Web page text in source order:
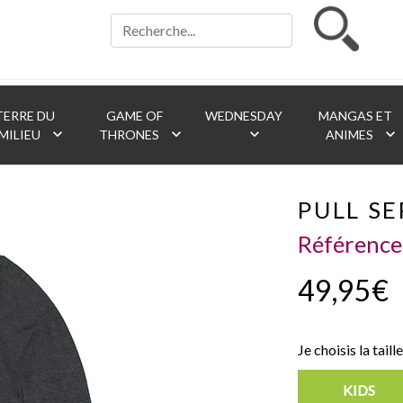
DU
keyboard_arrow_down
GAME OF
THRONES
keyboard_arrow_down
WEDNESDAY
keyboard_arrow_down
MANGAS ET
ANIMES
keyboard_arrow_down
PULL
49,95€
Je choisis la
KIDS